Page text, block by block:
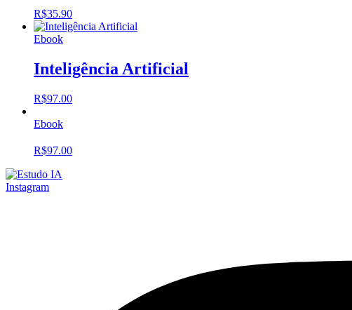
R$35.90
Ebook
Inteligência Artificial
R$97.00
Ebook
R$97.00
Instagram